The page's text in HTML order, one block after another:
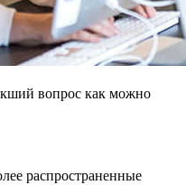
вопрос как можно
распространенные